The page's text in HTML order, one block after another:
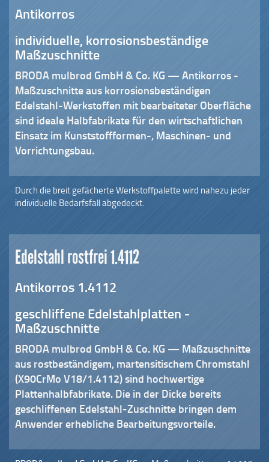
Antikorros
individuelle, korrosionsbeständige
Maßzuschnitte
BRODA mulbrod GmbH & Co. KG —Antikorros -
Maßzuschnitte aus korrosionsbeständigen
Edelstahl-Werkstoffen mit bearbeiteter Oberfläche
sind ideale Halbfabrikate für den wirtschaftlichen
Einsatz im Kunststoffformen-, Maschinen- und
Vorrichtungsbau.
Durch die breit gefächerte Werkstoffpalette wird nahezu jeder
individuelle Bedarfsfall abgedeckt.
Edelstahl rostfrei 1.4112
Antikorros 1.4112
geschliffene Edelstahlplatten -
Maßzuschnitte
BRODA mulbrod GmbH & Co. KG — Maßzuschnitte
aus rostbeständigem, martensitischem Chromstahl
(X90CrMo V18/1.4112) sind hochwertige
Plattenhalbfabrikate. Die in der Dicke bereits
geschliffenen Edelstahl-Zuschnitte bringen dem
Anwender erhebliche Bearbeitungsvorteile.